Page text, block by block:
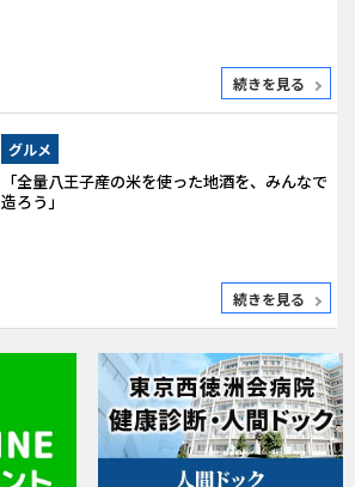
続きを見る
グルメ
「全量八王子産の米を使った地酒を、みんなで
造ろう」
続きを見る